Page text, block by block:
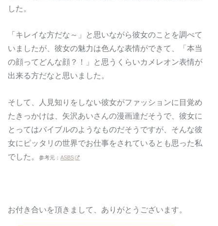
した。
「キレイな方だな～」と思いながら彼女のことを調べて
いましたが、彼女の魅力は色んな表情ができて、「本当
の顔ってどんな顔？！」と思うくらいカメレオン表情が
出来る方だなと思いました。
そして、人見知りをしない彼女がファッションに目覚め
たきっかけは、矢沢あいさんの漫画達だそうで、彼女に
とってはバイブルのようなものだそうですが、そんな彼
女にピッタリの世界でお仕事をされているとも思った私
でした。参考元：ASBS
お付き合いを頂きまして、ありがとうございます。